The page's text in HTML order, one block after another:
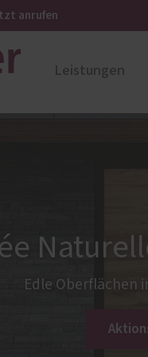
anrufen
Leistungen
und Denkmal
Edle Oberflächen